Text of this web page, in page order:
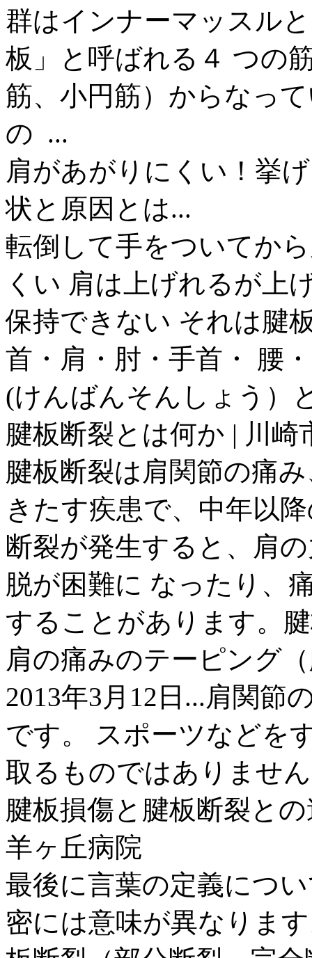
群はインナーマッスル
板」と呼ばれる４ つの
筋、小円筋）からなっ
の ...
肩があがりにくい！挙
状と原因とは...
転倒して手をついてか
くい 肩は上げれるが上
保持できない それは腱
首・肩・肘・手首・ 腰
(けんばんそんしょう）
腱板断裂とは何か | 川崎
腱板断裂は肩関節の痛
きたす疾患で、中年以
断裂が発生すると、肩
脱が困難に なったり、
することがあります。
肩の痛みのテーピング
2013年3月12日...肩関節
です。 スポーツなどを
取るものではありませ
腱板損傷と腱板断裂と
羊ヶ丘病院
最後に言葉の定義につ
密には意味が異なりま